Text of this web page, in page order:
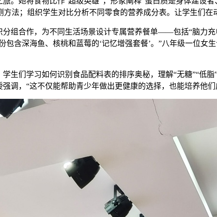
法；组织学生对比分析不同零食的营养成分表。让学生们在
组合作，为不同生活场景设计专属营养餐单——包括“脑力
含深海鱼、核桃和蓝莓的‘记忆增强套餐’。”八年级一位女
生们学习如何识别食品配料表的排序奥秘，理解“无糖”“低
调，“这不仅能帮助青少年做出更健康的选择，也能培养他